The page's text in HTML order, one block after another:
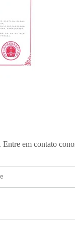
Entre em contato